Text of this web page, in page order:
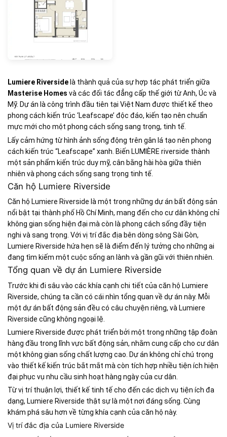
Lumiere Riverside là thành quả của sự hợp tác phát triển giữa
Masterise Homes và các đối tác đẳng cấp thế giới từ Anh, Úc và
Mỹ. Dự án là công trình đầu tiên tại Việt Nam được thiết kế theo
phong cách kiến trúc ‘Leafscape’ độc đáo, kiến tạo nên chuẩn
mực mới cho một phong cách sống sang trọng, tinh tế.
Lấy cảm hứng từ hình ảnh sống động trên gân lá tạo nên phong
cách kiến trúc “Leafscape” xanh. Biến LUMIÈRE riverside thành
một sản phẩm kiến trúc duy mỹ, cân bằng hài hòa giữa thiên
nhiên và phong cách sống sang trọng tinh tế.
Căn hộ Lumiere Riverside
Căn hộ Lumiere Riverside là một trong những dự án bất động sản
nổi bật tại thành phố Hồ Chí Minh, mang đến cho cư dân không chỉ
không gian sống hiện đại mà còn là phong cách sống đầy tiện
nghi và sang trọng. Với vị trí đắc địa bên dòng sông Sài Gòn,
Lumiere Riverside hứa hẹn sẽ là điểm đến lý tưởng cho những ai
đang tìm kiếm một cuộc sống an lành và gần gũi với thiên nhiên.
Tổng quan về dự án Lumiere Riverside
Trước khi đi sâu vào các khía cạnh chi tiết của căn hộ Lumiere
Riverside, chúng ta cần có cái nhìn tổng quan về dự án này. Mỗi
một dự án bất động sản đều có câu chuyện riêng, và Lumiere
Riverside cũng không ngoại lệ.
Lumiere Riverside được phát triển bởi một trong những tập đoàn
hàng đầu trong lĩnh vực bất động sản, nhằm cung cấp cho cư dân
một không gian sống chất lượng cao. Dự án không chỉ chú trọng
vào thiết kế kiến trúc bắt mắt mà còn tích hợp nhiều tiện ích hiện
đại phục vụ nhu cầu sinh hoạt hàng ngày của cư dân.
Từ vị trí thuận lợi, thiết kế tinh tế cho đến các dịch vụ tiện ích đa
dạng, Lumiere Riverside thật sự là một nơi đáng sống. Cùng
khám phá sâu hơn về từng khía cạnh của căn hộ này.
Vị trí đắc địa của Lumiere Riverside